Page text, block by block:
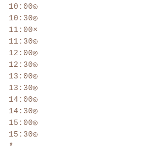
10:00◎﻿
10:30◎ ﻿
11:00×
11:30◎﻿
12:00◎﻿
12:30◎﻿
13:00◎﻿
13:30◎﻿
14:00◎﻿
14:30◎
15:00◎
15:30◎
*